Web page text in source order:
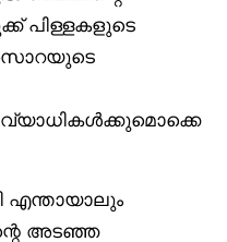
പിള്ളകളുടെ
എന്തായാലും
അടഞ്ഞ